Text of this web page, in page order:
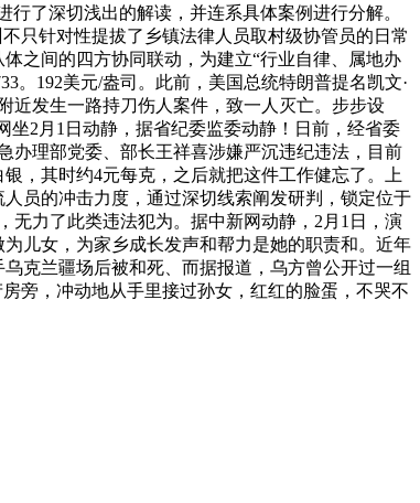
了深切浅出的解读，并连系具体案例进行分解。
只针对性提拔了乡镇法律人员取村级协管员的日常
之间的四方协同联动，为建立“行业自律、属地办
。192美元/盎司。此前，美国总统特朗普提名凯文·
近发生一路持刀伤人案件，致一人灭亡。步步设
坐2月1日动静，据省纪委监委动静！日前，经省委
办理部党委、部长王祥喜涉嫌严沉违纪违法，目前
，其时约4元每克，之后就把这件工作健忘了。上
员的冲击力度，通过深切线索阐发研判，锁定位于
无力了此类违法犯为。据中新网动静，2月1日，演
儿女，为家乡成长发声和帮力是她的职责和。近年
克兰疆场后被和死、而据报道，乌方曾公开过一组
旁，冲动地从手里接过孙女，红红的脸蛋，不哭不